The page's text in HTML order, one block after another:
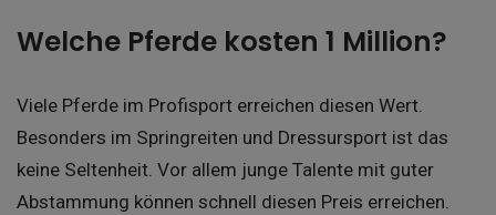
Welche Pferde kosten 1 Million?
Viele Pferde im Profisport erreichen diesen Wert.
Besonders im Springreiten und Dressursport ist das
keine Seltenheit. Vor allem junge Talente mit guter
Abstammung können schnell diesen Preis erreichen.